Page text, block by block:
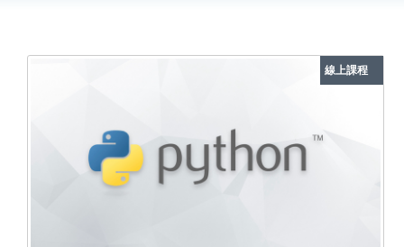
線上課程